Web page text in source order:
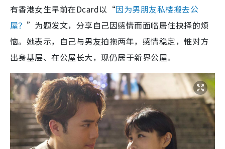
有香港女生早前在Dcard以“因为男朋友私楼搬去公
屋？ ”为题发文，分享自己因感情而面临居住抉择的烦
恼。她表示，自己与男友拍拖两年，感情稳定，惟对方
出身基层、在公屋长大，现仍居于新界公屋。